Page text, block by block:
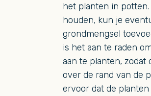
het planten in
houden, kun je
grondmengsel
is het aan te raden
aan te planten, zodat
over de rand van de
ervoor dat de